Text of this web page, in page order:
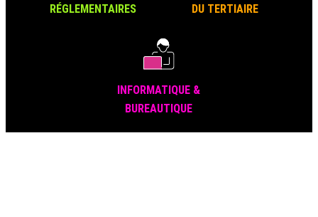
RÉGLEMENTAIRES
DU TERTIAIRE
INFORMATIQUE &
BUREAUTIQUE